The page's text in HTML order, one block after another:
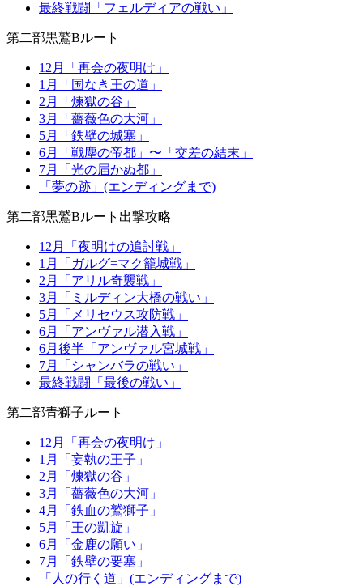
最終戦闘「フェルディアの戦い」
第二部黒鷲Bルート
12月「再会の夜明け」
1月「国なき王の道」
2月「煉獄の谷」
3月「薔薇色の大河」
5月「鉄壁の城塞」
6月「戦塵の帝都」〜「交差の結末」
7月「光の届かぬ都」
「夢の跡」(エンディングまで)
第二部黒鷲Bルート出撃攻略
12月「夜明けの追討戦」
1月「ガルグ=マク籠城戦」
2月「アリル奇襲戦」
3月「ミルディン大橋の戦い」
5月「メリセウス攻防戦」
6月「アンヴァル潜入戦」
6月後半「アンヴァル宮城戦」
7月「シャンバラの戦い」
最終戦闘「最後の戦い」
第二部青獅子ルート
12月「再会の夜明け」
1月「妄執の王子」
2月「煉獄の谷」
3月「薔薇色の大河」
4月「鉄血の鷲獅子」
5月「王の凱旋」
6月「金鹿の願い」
7月「鉄壁の要塞」
「人の行く道」(エンディングまで)